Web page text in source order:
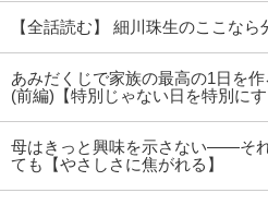
【全話読む】 細川珠生のここなら
あみだくじで家族の最高の1日を
(前編)【特別じゃない日を特別にす
母はきっと興味を示さない――そ
ても【やさしさに焦がれる】